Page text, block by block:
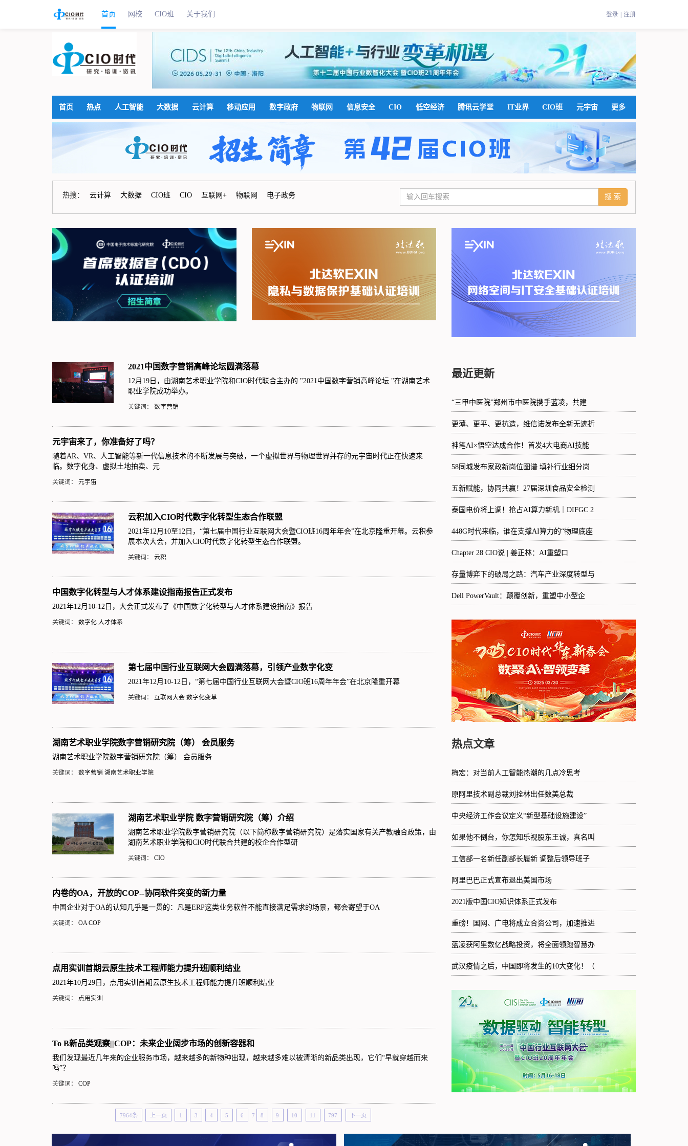
首页 网校 CIO班 关于我们
首页 热点 人工智能 大数据 云计算 移动应用 数字政府 物联网 信息安全 CIO 低空经济 腾讯云学堂 IT业界 CIO班 元宇宙 更多
热搜： 云计算 大数据 CIO班 CIO 互联网+ 物联网 电子政务
2021中国数字营销高峰论坛圆满落幕
12月19日，由湖南艺术职业学院和CIO时代联合主办的 "2021中国数字营销高峰论坛 "在湖南艺术
职业学院成功举办。
关键词： 数字营销
元宇宙来了，你准备好了吗？
随着AR、VR、人工智能等新一代信息技术的不断发展与突破，一个虚拟世界与物理世界并存的元宇宙时代正在快速来
临。数字化身、虚拟土地拍卖、元
关键词： 元宇宙
云积加入CIO时代数字化转型生态合作联盟
2021年12月10至12日，“第七届中国行业互联网大会暨CIO班16周年年会”在北京隆重开幕。云积参
展本次大会，并加入CIO时代数字化转型生态合作联盟。
关键词： 云积
中国数字化转型与人才体系建设指南报告正式发布
2021年12月10-12日，大会正式发布了《中国数字化转型与人才体系建设指南》报告
关键词： 数字化 人才体系
第七届中国行业互联网大会圆满落幕，引领产业数字化变
2021年12月10-12日，“第七届中国行业互联网大会暨CIO班16周年年会”在北京隆重开幕
关键词： 互联网大会 数字化变革
湖南艺术职业学院数字营销研究院（筹） 会员服务
湖南艺术职业学院数字营销研究院（筹） 会员服务
关键词： 数字营销 湖南艺术职业学院
湖南艺术职业学院 数字营销研究院（筹）介绍
湖南艺术职业学院数字营销研究院（以下简称数字营销研究院）是落实国家有关产教融合政策，由
湖南艺术职业学院和CIO时代联合共建的校企合作型研
关键词： CIO
内卷的OA，开放的COP--协同软件突变的新力量
中国企业对于OA的认知几乎是一贯的：凡是ERP这类业务软件不能直接满足需求的场景，都会寄望于OA
关键词： OA COP
点用实训首期云原生技术工程师能力提升班顺利结业
2021年10月29日，点用实训首期云原生技术工程师能力提升班顺利结业
关键词： 点用实训
To B新品类观察||COP：未来企业阔步市场的创新容器和
我们发现最近几年来的企业服务市场，越来越多的新物种出现，越来越多难以被清晰的新品类出现，它们“早就穿越而来
吗”？
关键词： COP
7964条 上一页 1 3 4 5 6 7 8 9 10 11 797 下一页
最近更新
“三甲中医院”郑州市中医院携手蓝凌，共建
更薄、更平、更抗造，维信诺发布全新无迹折
神笔AI×悟空达成合作！首发4大电商AI技能
58同城发布家政新岗位图谱 填补行业细分岗
五新赋能，协同共赢！27届深圳食品安全检测
泰国电价将上调！抢占AI算力新机｜DIFGC 2
448G时代来临，谁在支撑AI算力的“物理底座
Chapter 28 CIO说 | 姜正林：AI重塑口
存量博弈下的破局之路：汽车产业深度转型与
Dell PowerVault：颠覆创新，重塑中小型企
热点文章
梅宏：对当前人工智能热潮的几点冷思考
原阿里技术副总裁刘拴林出任数美总裁
中央经济工作会议定义“新型基础设施建设”
如果他不倒台，你怎知乐视股东王诚，真名叫
工信部一名新任副部长履新 调整后领导班子
阿里巴巴正式宣布退出美国市场
2021版中国CIO知识体系正式发布
重磅！国网、广电将成立合资公司，加速推进
蓝凌获阿里数亿战略投资，将全面领跑智慧办
武汉疫情之后，中国即将发生的10大变化！（